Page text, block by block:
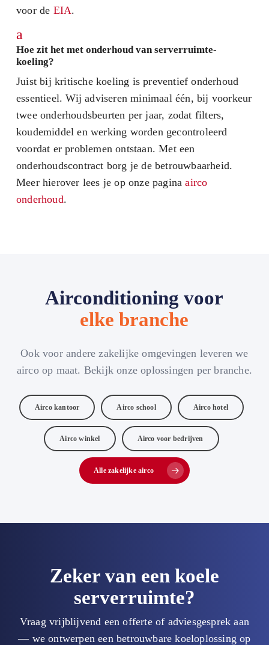
voor de EIA.
a
Hoe zit het met onderhoud van serverruimte-
koeling?
Juist bij kritische koeling is preventief onderhoud
essentieel. Wij adviseren minimaal één, bij voorkeur
twee onderhoudsbeurten per jaar, zodat filters,
koudemiddel en werking worden gecontroleerd
voordat er problemen ontstaan. Met een
onderhoudscontract borg je de betrouwbaarheid.
Meer hierover lees je op onze paginaairco
onderhoud.
Airconditioning voor
elke branche
Ook voor andere zakelijke omgevingen leveren we
airco op maat. Bekijk onze oplossingen per branche.
Airco kantoor Airco school Airco hotel
Airco winkel Airco voor bedrijven
Alle zakelijke airco
Zeker van een koele
serverruimte?
Vraag vrijblijvend een offerte of adviesgesprek aan
— we ontwerpen een betrouwbare koeloplossing op